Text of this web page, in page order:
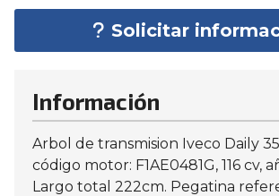
Solicitar
Información
Arbol de transmision Iveco Daily
código motor: F1AE0481G, 116 cv,
Largo total 222cm. Pegatina